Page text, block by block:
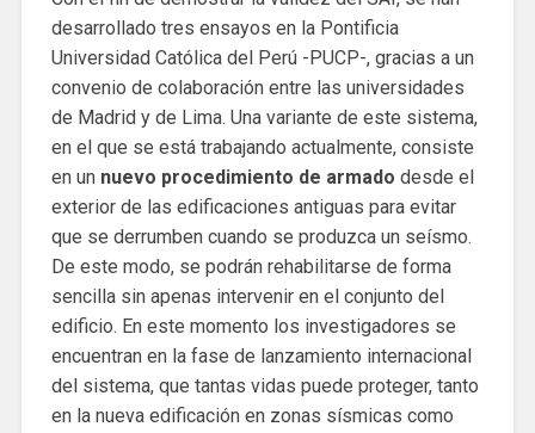
desarrollado tres ensayos en la Pontificia
Universidad Católica del Perú -PUCP-, gracias a un
convenio de colaboración entre las universidades
de Madrid y de Lima. Una variante de este sistema,
en el que se está trabajando actualmente, consiste
en un nuevo procedimiento de armado desde el
exterior de las edificaciones antiguas para evitar
que se derrumben cuando se produzca un seísmo.
De este modo, se podrán rehabilitarse de forma
sencilla sin apenas intervenir en el conjunto del
edificio. En este momento los investigadores se
encuentran en la fase de lanzamiento internacional
del sistema, que tantas vidas puede proteger, tanto
en la nueva edificación en zonas sísmicas como